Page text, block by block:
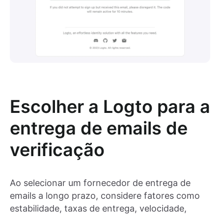
Escolher a Logto para a
entrega de emails de
verificação
Ao selecionar um fornecedor de entrega de
emails a longo prazo, considere fatores como
estabilidade, taxas de entrega, velocidade,